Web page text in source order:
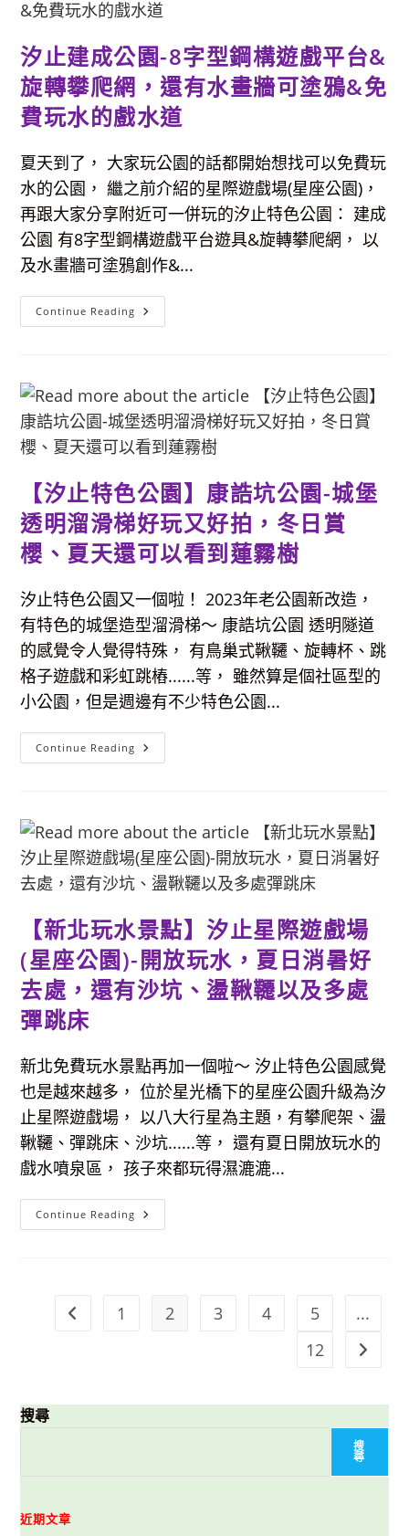
園-
影
視
主
題，
3
層
遊
高
塔
有
挑
戰，
超
大
細
礫
石
坑
放
電
汐止建成公園-8字型鋼構遊戲平台&
旋轉攀爬網，還有水畫牆可塗鴉&免
費玩水的戲水道
夏天到了， 大家玩公園的話都開始想找可以免費玩
水的公園， 繼之前介紹的星際遊戲場(星座公園)，
再跟大家分享附近可一併玩的汐止特色公園： 建成
公園 有8字型鋼構遊戲平台遊具&旋轉攀爬網， 以
及水畫牆可塗鴉創作&...
Continue Reading 汐
止
字
型
鋼
構
遊
戲
&
旋
轉
攀
爬
網，
還
畫
牆
可
塗
鴉
&
免
費
玩
的
戲
水
【汐止特色公園】康誥坑公園-城堡
透明溜滑梯好玩又好拍，冬日賞
櫻、夏天還可以看到蓮霧樹
汐止特色公園又一個啦！ 2023年老公園新改造，
有特色的城堡造型溜滑梯～ 康誥坑公園 透明隧道
的感覺令人覺得特殊， 有鳥巢式鞦韆、旋轉杯、跳
格子遊戲和彩虹跳樁......等， 雖然算是個社區型的
小公園，但是週邊有不少特色公園...
Continue Reading 【汐
止
康
誥
坑
公
園-
城
明
溜
滑
梯
好
玩
又
日
賞
櫻、
夏
天
還
可
以
看
到
蓮
霧
樹
【新北玩水景點】汐止星際遊戲場
(星座公園)-開放玩水，夏日消暑好
去處，還有沙坑、盪鞦韆以及多處
彈跳床
新北免費玩水景點再加一個啦～ 汐止特色公園感覺
也是越來越多， 位於星光橋下的星座公園升級為汐
止星際遊戲場， 以八大行星為主題，有攀爬架、盪
鞦韆、彈跳床、沙坑......等， 還有夏日開放玩水的
戲水噴泉區， 孩子來都玩得濕漉漉...
Continue Reading 【新
北
公
Go to the previous page
1 2 3 4 5
...
12
Go to
搜尋
搜
尋
近期文章